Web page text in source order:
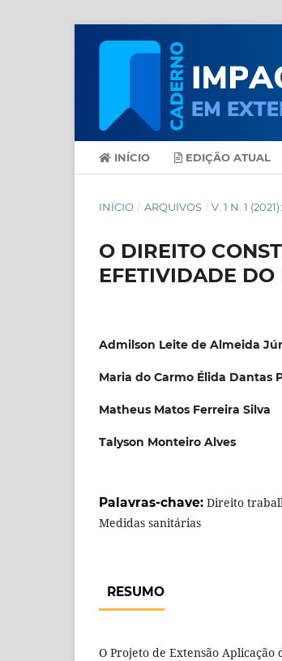
INÍCIO EDIÇÃO ATUAL
INÍCIO / ARQUIVOS / V. 1 N. 1
O DIREITO
EFETIVIDADE DO
Admilson Leite de Almeida
Maria do Carmo Élida Dantas
Matheus Matos Ferreira Silva
Talyson Monteiro Alves
Palavras-chave: Direito
Medidas sanitárias
RESUMO
O Projeto de Extensão